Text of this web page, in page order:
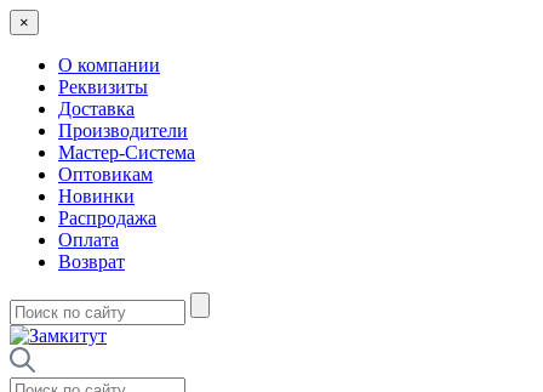
×
О компании
Реквизиты
Доставка
Производители
Мастер-Система
Оптовикам
Новинки
Распродажа
Оплата
Возврат